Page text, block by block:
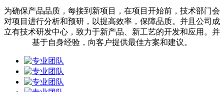
为确保产品品质，每接到新项目，在项目开始前，技术部门会
对项目进行分析和预研，以提高效率，保障品质。并且公司成
立有技术研发中心，致力于新产品、新工艺的开发和应用。并
基于自身经验，向客户提供最佳方案和建议。